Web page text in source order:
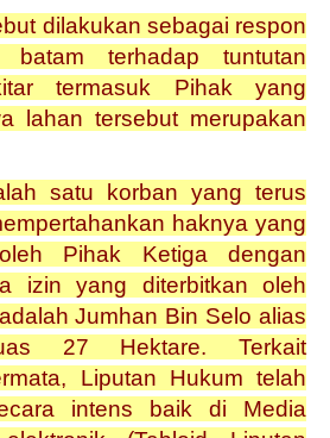
dilakukan sebagai respon
terhadap tuntutan
termasuk Pihak yang
lahan tersebut merupakan
satu korban yang terus
haknya yang
Pihak Ketiga dengan
izin yang diterbitkan oleh
Jumhan Bin Selo alias
27 Hektare. Terkait
Liputan Hukum telah
intens baik di Media